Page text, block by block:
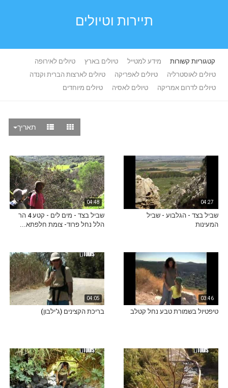
תיירות וטיולים
קטגוריות קשורות מידע למטייל טיולים בארץ
טיולים לאירופה
טיולים לאוסטרליה
טיולים לאפריקה
טיולים לארצות הברית וקנדה
טיולים לדרום אמריקה
טיולים לאסיה טיולים מיוחדים
תאריך
04:27
שביל בצד - הגלבוע - שביל
המעינות
04:48
שביל בצד - מים לים - קטע 4 הר
הלל נחל פרוד- צומת חלפתא...
03:46
טיפטיול בשמורת טבע נחל קטלב
04:05
בריכת הקצינים (ג'ילבון)